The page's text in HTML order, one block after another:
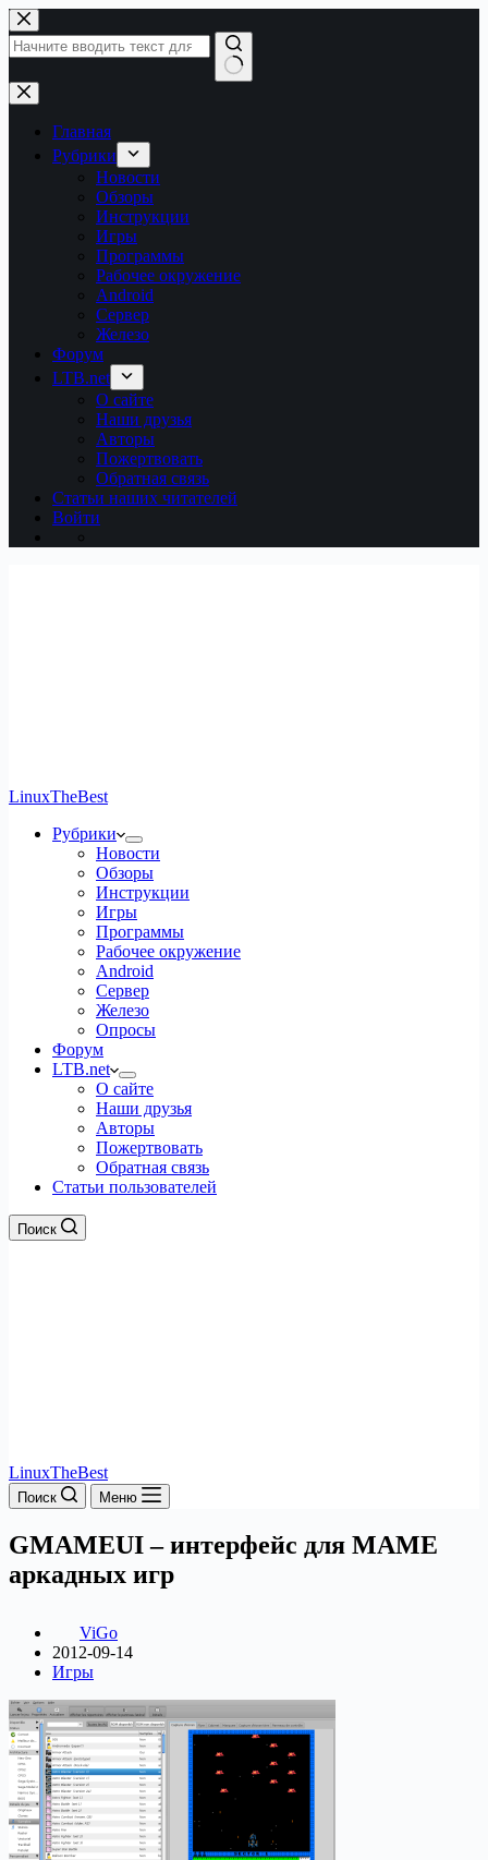
Перейти
к
сути
Ничего
не
найденоГлавная
Рубрики
Новости
Обзоры
Инструкции
Игры
Программы
Рабочее окружение
Android
Сервер
Железо
Форум
LTB.net
О сайте
Наши друзья
Авторы
Пожертвовать
Обратная связь
Статьи наших читателей
Войти
LinuxTheBest
Рубрики
Новости
Обзоры
Инструкции
Игры
Программы
Рабочее окружение
Android
Сервер
Железо
Опросы
Форум
LTB.net
О сайте
Наши друзья
Авторы
Пожертвовать
Обратная связь
Статьи пользователей
Поиск
LinuxTheBest
Поиск Меню
GMAMEUI – интерфейс для MAME
аркадных игр
ViGo
2012-09-14
Игры